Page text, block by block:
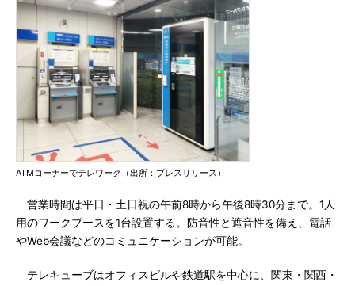
ATMコーナーでテレワーク（出所：プレスリリース）
営業時間は平日・土日祝の午前8時から午後8時30分まで。1人
用のワークブースを1台設置する。防音性と遮音性を備え、電話
やWeb会議などのコミュニケーションが可能。
テレキューブはオフィスビルや鉄道駅を中心に、関東・関西・